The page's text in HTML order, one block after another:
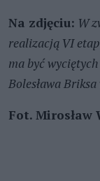
Na zdjęciu: W
realizacją VI
ma być
Bolesława
Fot. Mirosław